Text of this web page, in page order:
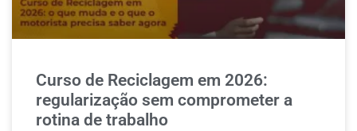
Curso de Reciclagem em 2026:
regularização sem comprometer a
rotina de trabalho